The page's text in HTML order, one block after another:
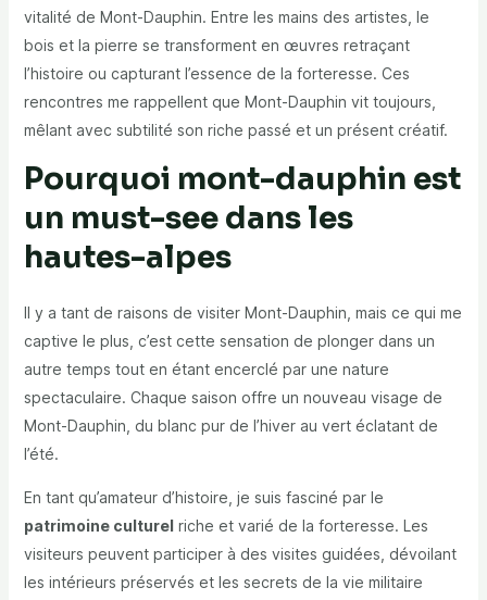
vitalité de Mont-Dauphin. Entre les mains des artistes, le
bois et la pierre se transforment en œuvres retraçant
l’histoire ou capturant l’essence de la forteresse. Ces
rencontres me rappellent que Mont-Dauphin vit toujours,
mêlant avec subtilité son riche passé et un présent créatif.
Pourquoi mont-dauphin est
un must-see dans les
hautes-alpes
Il y a tant de raisons de visiter Mont-Dauphin, mais ce qui me
captive le plus, c’est cette sensation de plonger dans un
autre temps tout en étant encerclé par une nature
spectaculaire. Chaque saison offre un nouveau visage de
Mont-Dauphin, du blanc pur de l’hiver au vert éclatant de
l’été.
En tant qu’amateur d’histoire, je suis fasciné par le
patrimoine culturelriche et varié de la forteresse. Les
visiteurs peuvent participer à des visites guidées, dévoilant
les intérieurs préservés et les secrets de la vie militaire